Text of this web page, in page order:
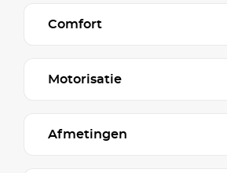
Comfort
Motorisatie
Afmetingen